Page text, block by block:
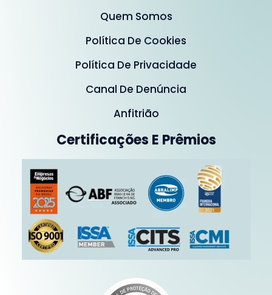
Quem Somos
Política De Cookies
Política De Privacidade
Canal De Denúncia
Anfitrião
Certificações E Prêmios